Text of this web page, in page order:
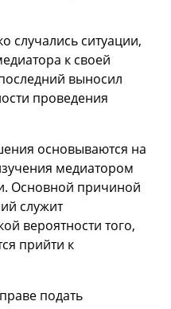
случались ситуации,
к своей
выносил
проведения
основываются на
медиатором
Основной причиной
служит
вероятности того,
прийти к
подать